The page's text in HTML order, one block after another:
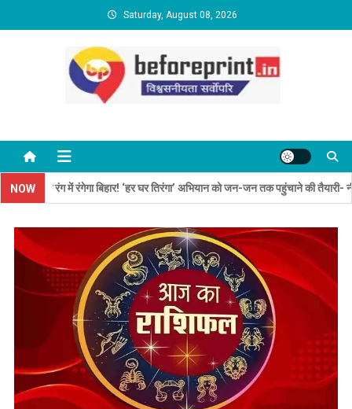
to
Saturday, August 08, 2026
NOW
के रंग में रंगेगा बिहार! ‘हर घर तिरंगा’ अभियान को जन-जन तक पहुंचाने की तैयारी- नीतीश